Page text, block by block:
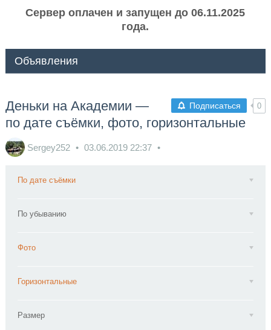
Сервер оплачен и запущен до 06.11.2025
года.
Объявления
Подписаться 0
Деньки на Академии —
по дате съёмки, фото, горизонтальные
Sergey252 03.06.2019 22:37
По дате съёмки
По убыванию
Фото
Горизонтальные
Размер